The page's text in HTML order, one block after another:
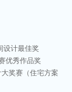
设计最佳奖
优秀作品奖
奖赛（住宅方案